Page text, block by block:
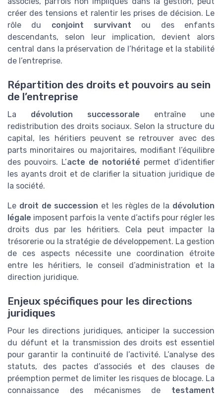
créer des tensions et ralentir les prises de décision. Le
rôle du conjoint survivant ou des enfants
descendants, selon leur implication, devient alors
central dans la préservation de l’héritage et la stabilité
de l’entreprise.
Répartition des droits et pouvoirs au sein
de l’entreprise
La dévolution successorale entraîne une
redistribution des droits sociaux. Selon la structure du
capital, les héritiers peuvent se retrouver avec des
parts minoritaires ou majoritaires, modifiant l’équilibre
des pouvoirs. L’acte de notoriété permet d’identifier
les ayants droit et de clarifier la situation juridique de
la société.
Le droit de succession et les règles de la dévolution
légale imposent parfois la vente d’actifs pour régler les
droits dus par les héritiers. Cela peut impacter la
trésorerie ou la stratégie de développement. La gestion
de ces aspects nécessite une coordination étroite
entre les héritiers, le conseil d’administration et la
direction juridique.
Enjeux spécifiques pour les directions
juridiques
Pour les directions juridiques, anticiper la succession
du défunt et la transmission des droits est essentiel
pour garantir la continuité de l’activité. L’analyse des
statuts, des pactes d’associés et des clauses de
préemption permet de limiter les risques de blocage. La
connaissance des mécanismes de testament